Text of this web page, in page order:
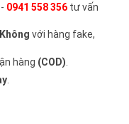
- 0941 558 356 tư vấn
Không với hàng fake,
hàng (COD)